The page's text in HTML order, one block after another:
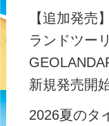
【追加発売
ランドツー
新規発売開
2026夏のタ